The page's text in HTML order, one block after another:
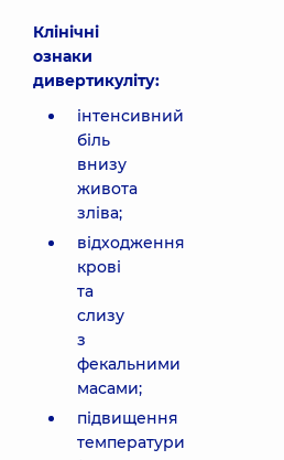
Клінічні
ознаки
дивертикуліту:
інтенсивний
біль
внизу
живота
зліва;
відходження
крові
та
слизу
з
фекальними
масами;
підвищення
температури